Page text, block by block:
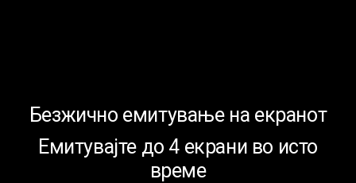
Безжично емитување на екранот
Емитувајте до 4 екрани во исто
време